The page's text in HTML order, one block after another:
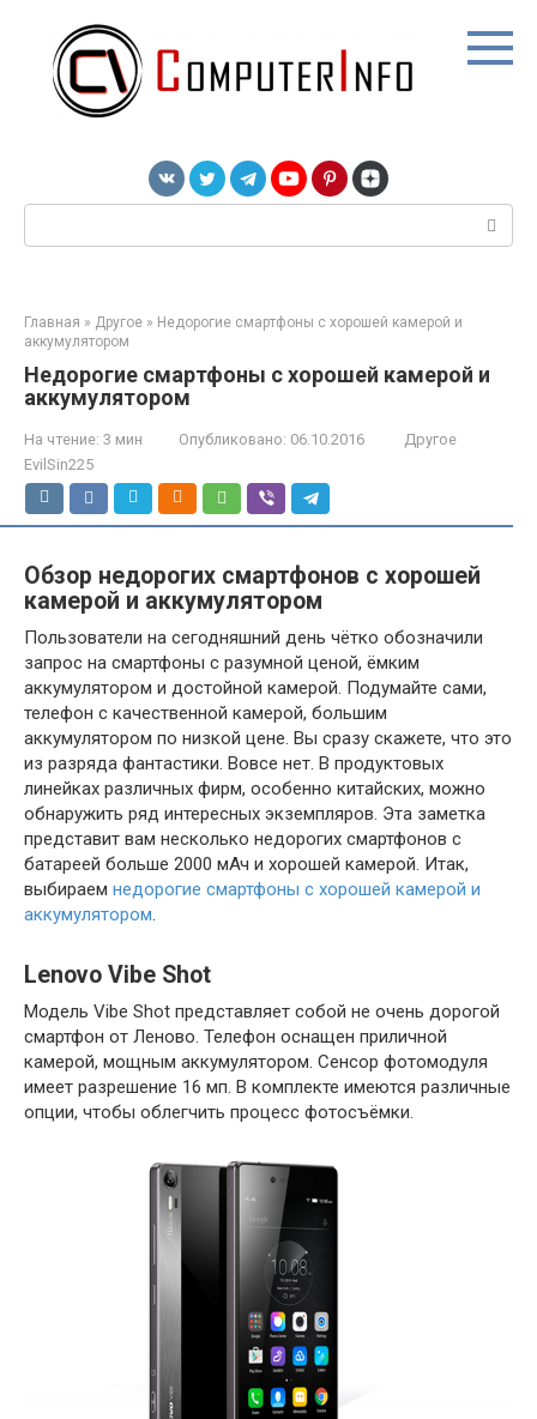
контенту
Главная » Другое » Недорогие смартфоны с хорошей камерой и
аккумулятором
Недорогие смартфоны с хорошей камерой и
аккумулятором
На чтение: 3 мин Опубликовано: 06.10.2016
Другое
EvilSin225
Обзор недорогих смартфонов с хорошей
камерой и аккумулятором
Пользователи на сегодняшний день чётко обозначили
запрос на смартфоны с разумной ценой, ёмким
аккумулятором и достойной камерой. Подумайте сами,
телефон с качественной камерой, большим
аккумулятором по низкой цене. Вы сразу скажете, что это
из разряда фантастики. Вовсе нет. В продуктовых
линейках различных фирм, особенно китайских, можно
обнаружить ряд интересных экземпляров. Эта заметка
представит вам несколько недорогих смартфонов с
батареей больше 2000 мАч и хорошей камерой. Итак,
выбираем недорогие смартфоны с хорошей камерой и
аккумулятором.
Lenovo Vibe Shot
Модель Vibe Shot представляет собой не очень дорогой
смартфон от Леново. Телефон оснащен приличной
камерой, мощным аккумулятором. Сенсор фотомодуля
имеет разрешение 16 мп. В комплекте имеются различные
опции, чтобы облегчить процесс фотосъёмки.